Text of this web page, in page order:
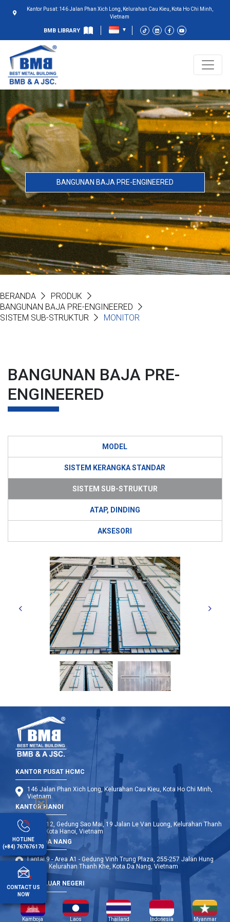
Kantor Pusat: 146 Jalan Phan Xich Long, Kelurahan Cau Kieu, Kota Ho Chi Minh,
Vietnam
BMB LIBRARY
BANGUNAN BAJA PRE-ENGINEERED
BERANDA
PRODUK
BANGUNAN BAJA PRE-ENGINEERED
SISTEM SUB-STRUKTUR
MONITOR
BANGUNAN BAJA PRE-
ENGINEERED
MODEL
SISTEM KERANGKA STANDAR
SISTEM SUB-STRUKTUR
ATAP, DINDING
AKSESORI
KANTOR PUSAT HCMC
146 Jalan Phan Xich Long, Kelurahan Cau Kieu, Kota Ho Chi Minh,
Vietnam
KANTOR HANOI
Lantai 12, Gedung Sao Mai, 19 Jalan Le Van Luong, Kelurahan Thanh
Xuan, Kota Hanoi, Vietnam
KANTOR DA NANG
Lantai 9 - Area A1 - Gedung Vinh Trung Plaza, 255-257 Jalan Hung
Vuong, Kelurahan Thanh Khe, Kota Da Nang, Vietnam
CABANG LUAR NEGERI
Kamboja Laos Thailand Indonesia Myanmar
HOTLINE
(+84) 767676170
CONTACT US
NOW